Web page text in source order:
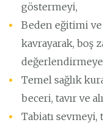
göstermeyi,
Beden eğitimi ve
kavrayarak, boş
Temel sağlık
beceri, tavır ve
Tabiatı